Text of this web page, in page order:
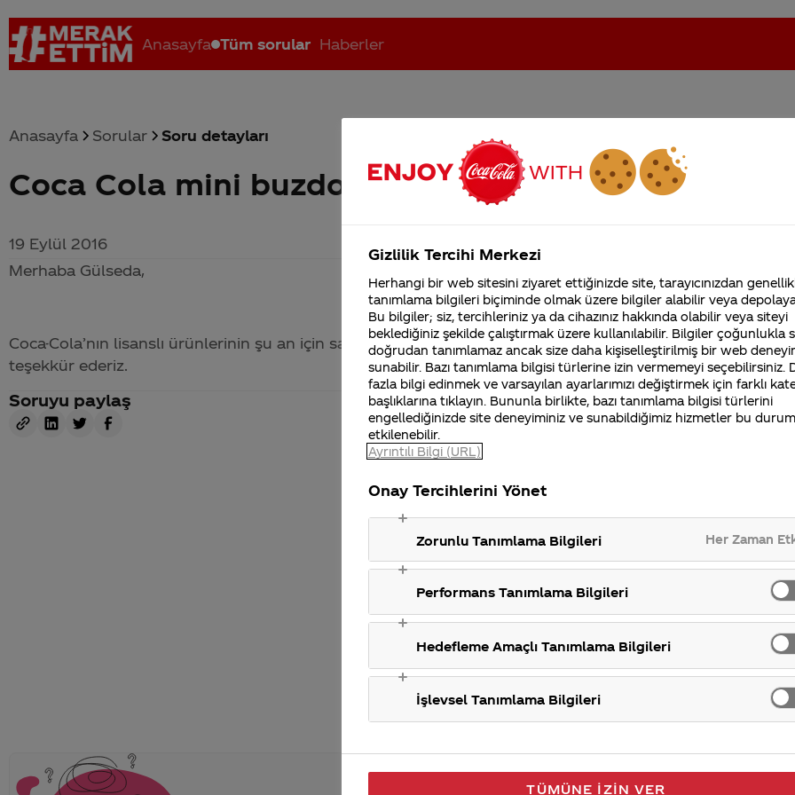
Anasayfa Tüm sorular Haberler
Coca-Cola nerenin malı? Coca cola İsrail malı mı Yani ... Coca-Cola'nın Filistin'de fabr... Coca-Cola’yı kim buldu?
Anasayfa Sorular Soru detayları
Coca Cola mini buzdolabına nasıl sahip olabilirim
19 Eylül 2016
Merhaba Gülseda,
Coca-Cola’nın lisanslı ürünlerinin şu an için satışının bulunduğu bir yer ya da mecra bulunmuyor. İlginiz
teşekkür ederiz.
Soruyu paylaş Coca-Cola
Coca-Cola Şirketi
merak ettikleriniz.
Fabrikalarımız,
sertifikalarımız, faaliyet
gösterdiğimiz ülkeler,
tarihçemiz ve daha
Gizlilik Tercihi Merkezi
Herhangi bir web sitesini ziyaret ettiğinizde site, tarayıcınızdan
tanımlama bilgileri biçiminde olmak üzere bilgiler alabilir veya
Bu bilgiler; siz, tercihleriniz ya da cihazınız hakkında olabilir veya siteyi
beklediğiniz şekilde çalıştırmak üzere kullanılabilir. Bilgiler çoğunlukla
doğrudan tanımlamaz ancak size daha kişiselleştirilmiş bir web
sunabilir. Bazı tanımlama bilgisi türlerine izin vermemeyi seçebilirsiniz.
fazla bilgi edinmek ve varsayılan ayarlarımızı değiştirmek için farklı
başlıklarına tıklayın. Bununla birlikte, bazı tanımlama bilgisi türlerini
engellediğinizde site deneyiminiz ve sunabildiğimiz hizmetler bu
etkilenebilir.
Ayrıntılı Bilgi (URL)
Onay Tercihlerini Yönet
Zorunlu Tanımlama Bilgileri Her Zaman
Performans Tanımlama Bilgileri
Hedefleme Amaçlı Tanımlama Bilgileri
İşlevsel Tanımlama Bilgileri
TÜMÜNE İZIN VER